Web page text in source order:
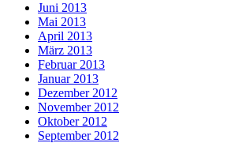
Juni 2013
Mai 2013
April 2013
März 2013
Februar 2013
Januar 2013
Dezember 2012
November 2012
Oktober 2012
September 2012